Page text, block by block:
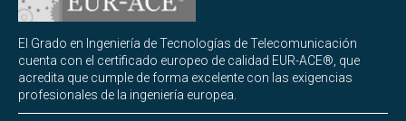
El Grado en Ingeniería de Tecnologías de Telecomunicación
cuenta con el certificado europeo de calidad EUR-ACE®, que
acredita que cumple de forma excelente con las exigencias
profesionales de la ingeniería europea.